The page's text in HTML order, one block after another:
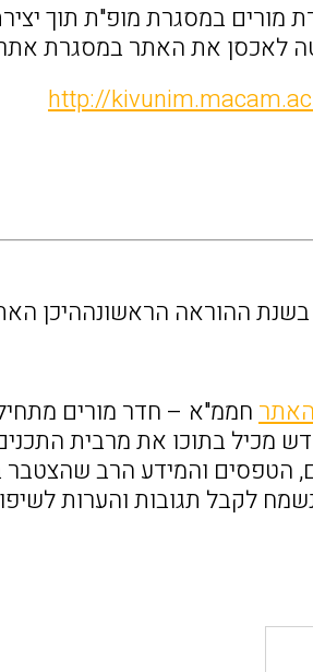
מורים במסגרת מופ"ת תוך
לאכסן את האתר במסגרת
http://
ההוראה הראשונההיכן
חממ"א – חדר מורים
בתוכו את מרבית התכנים
הטפסים והמידע הרב
לקבל תגובות והערות